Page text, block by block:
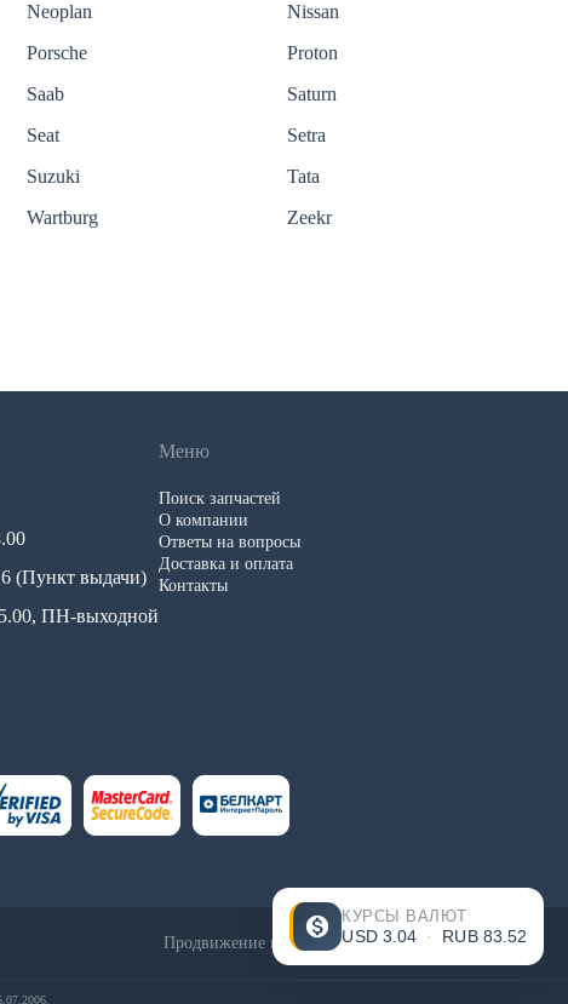
КУРСЫ ВАЛЮТ
USD 3.04 · RUB83.52
Neoplan
Nissan
Porsche
Proton
Saab
Saturn
Seat
Setra
Suzuki
Tata
Wartburg
Zeekr
(Пункт выдачи)
ПН-выходной
Меню
Поиск запчастей
О компании
Ответы на вопросы
Доставка и оплата
Контакты
Продвижение и создание сайтов - InternetSozdateli